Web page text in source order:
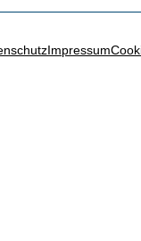
Impressum